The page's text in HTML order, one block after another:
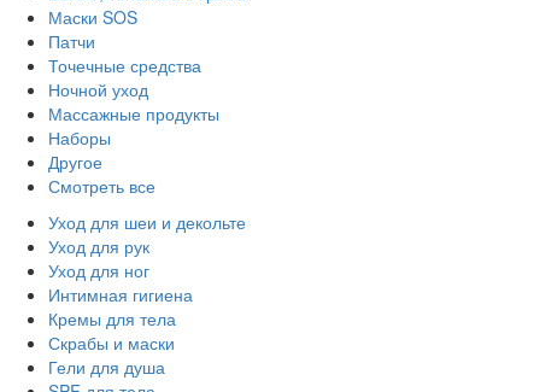
Маски SOS
Патчи
Точечные средства
Ночной уход
Массажные продукты
Наборы
Другое
Смотреть все
Уход для шеи и декольте
Уход для рук
Уход для ног
Интимная гигиена
Кремы для тела
Скрабы и маски
Гели для душа